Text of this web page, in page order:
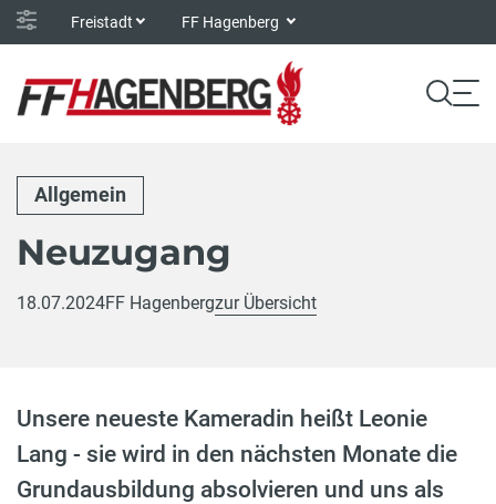
Freistadt FF Hagenberg
Allgemein
Neuzugang
18.07.2024FF Hagenbergzur Übersicht
Unsere neueste Kameradin heißt Leonie
Lang - sie wird in den nächsten Monate die
Grundausbildung absolvieren und uns als